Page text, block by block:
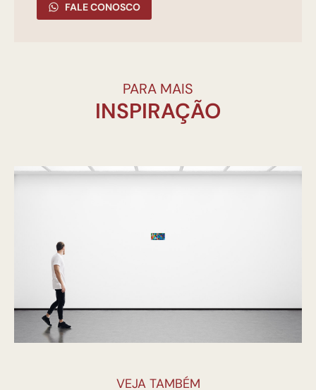
FALE CONOSCO
PARA MAIS
INSPIRAÇÃO
VEJA TAMBÉM